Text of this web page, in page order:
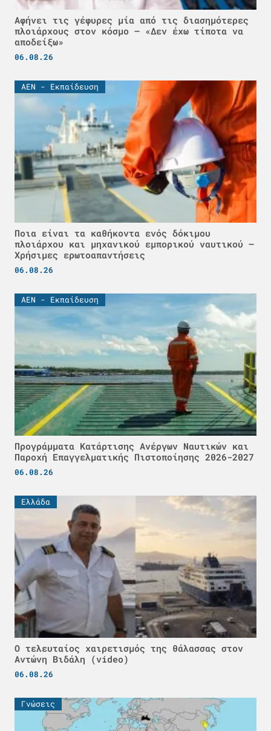
Αφήνει τις γέφυρες μία από τις διασημότερες
πλοιάρχους στον κόσμο – «Δεν έχω τίποτα να
αποδείξω»
06.08.26
ΑΕΝ - Εκπαίδευση
Ποια είναι τα καθήκοντα ενός δόκιμου
πλοιάρχου και μηχανικού εμπορικού ναυτικού –
Χρήσιμες ερωτοαπαντήσεις
06.08.26
ΑΕΝ - Εκπαίδευση
Προγράμματα Κατάρτισης Ανέργων Ναυτικών και
Παροχή Επαγγελματικής Πιστοποίησης 2026-2027
06.08.26
Ελλάδα
Ο τελευταίος χαιρετισμός της θάλασσας στον
Αντώνη Βιδάλη (video)
06.08.26
Γνώσεις